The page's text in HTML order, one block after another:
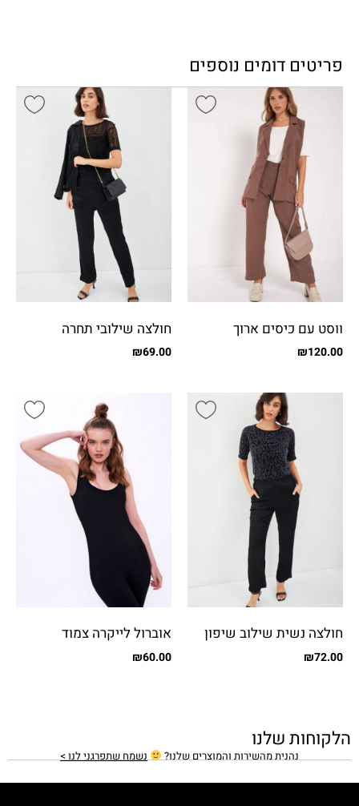
פריטים דומים נוספים
ווסט עם כיסים ארוך
₪120.00
חולצה שילובי תחרה
₪69.00
חולצה נשית שילוב שיפון
מבריק₪72.00
אוברול לייקרה צמוד
₪60.00
הלקוחות שלנו
נהנית מהשירות והמוצרים שלנו? נשמח שתפרגני לנו >